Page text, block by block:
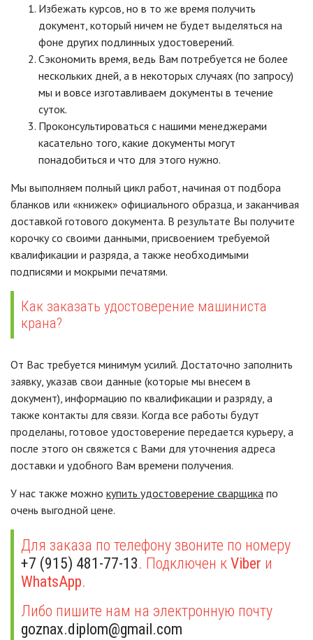
Избежать курсов, но в то же время получить
документ, который ничем не будет выделяться на
фоне других подлинных удостоверений.
Сэкономить время, ведь Вам потребуется не более
нескольких дней, а в некоторых случаях (по запросу)
мы и вовсе изготавливаем документы в течение
суток.
Проконсультироваться с нашими менеджерами
касательно того, какие документы могут
понадобиться и что для этого нужно.
Мы выполняем полный цикл работ, начиная от подбора
бланков или «книжек» официального образца, и заканчивая
доставкой готового документа. В результате Вы получите
корочку со своими данными, присвоением требуемой
квалификации и разряда, а также необходимыми
подписями и мокрыми печатями.
Как заказать удостоверение машиниста
крана?
От Вас требуется минимум усилий. Достаточно заполнить
заявку, указав свои данные (которые мы внесем в
документ), информацию по квалификации и разряду, а
также контакты для связи. Когда все работы будут
проделаны, готовое удостоверение передается курьеру, а
после этого он свяжется с Вами для уточнения адреса
доставки и удобного Вам времени получения.
У нас также можно купить удостоверение сварщика по
очень выгодной цене.
Для заказа по телефону звоните по номеру
+7 (915) 481-77-13. Подключен к Viber и
WhatsApp.
Либо пишите нам на электронную почту
goznax.diplom@gmail.com